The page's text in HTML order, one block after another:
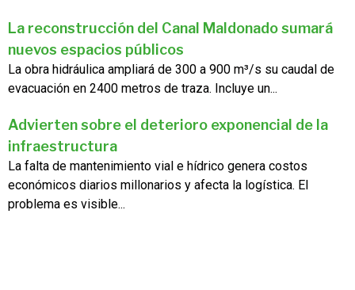
La reconstrucción del Canal Maldonado sumará
nuevos espacios públicos
La obra hidráulica ampliará de 300 a 900 m³/s su caudal de
evacuación en 2400 metros de traza. Incluye un...
Advierten sobre el deterioro exponencial de la
infraestructura
La falta de mantenimiento vial e hídrico genera costos
económicos diarios millonarios y afecta la logística. El
problema es visible...